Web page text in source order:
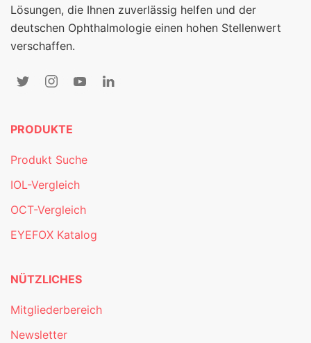
Lösungen, die Ihnen zuverlässig helfen und der
deutschen Ophthalmologie einen hohen Stellenwert
verschaffen.
PRODUKTE
Produkt Suche
IOL-Vergleich
OCT-Vergleich
EYEFOX Katalog
NÜTZLICHES
Mitgliederbereich
Newsletter